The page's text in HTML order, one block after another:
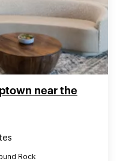
near the
Rock